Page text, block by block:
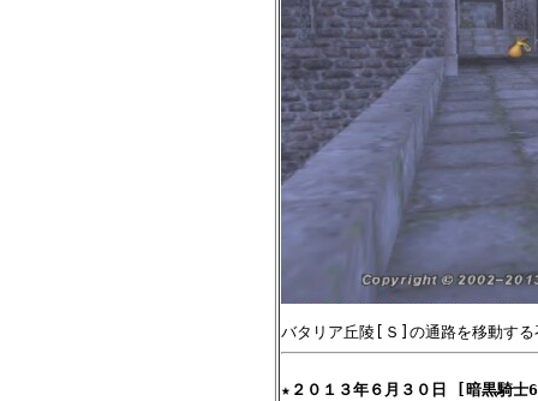
★ ２０１３年６月３０日 [暗黒騎